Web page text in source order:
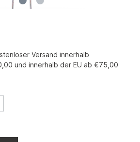
Versand innerhalb
und innerhalb der EU ab €75,00